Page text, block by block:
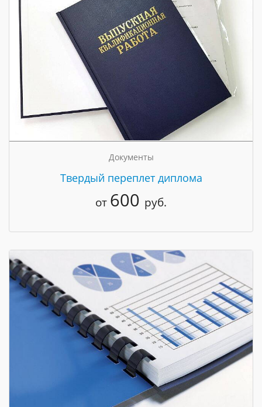
Документы
Твердый переплет диплома
от 600 руб.